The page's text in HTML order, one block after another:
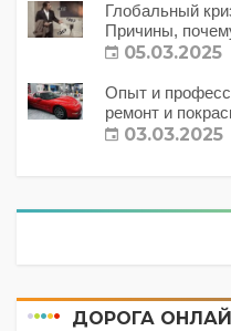
Глобальный
Причины,
с этим делать?
05.03.2025
Опыт и
ремонт и
03.03.2025
ДОРОГА